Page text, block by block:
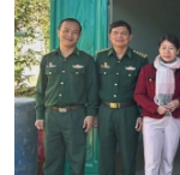
Podcast